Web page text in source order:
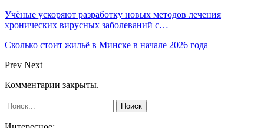
Учёные ускоряют разработку новых методов лечения
хронических вирусных заболеваний с…
Сколько стоит жильё в Минске в начале 2026 года
Prev Next
Комментарии закрыты.